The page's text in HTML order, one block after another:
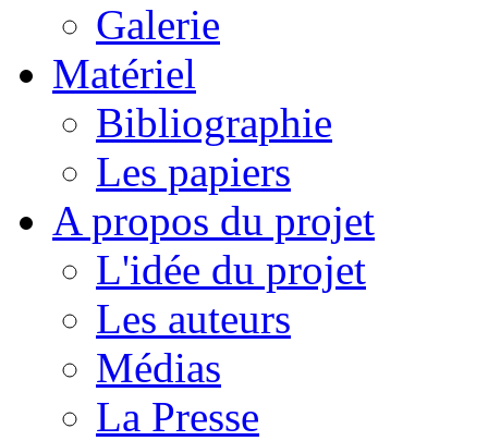
Galerie
Matériel
Bibliographie
Les papiers
A propos du projet
L'idée du projet
Les auteurs
Médias
La Presse